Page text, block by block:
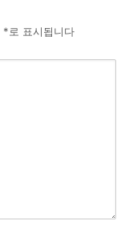
*로 표시됩니다